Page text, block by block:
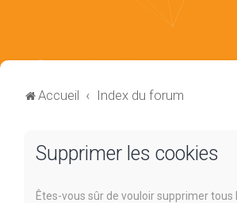
Accueil Index du forum
Supprimer les cookies
Êtes-vous sûr de vouloir supprimer